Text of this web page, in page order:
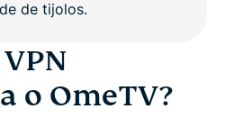
o OmeTV?